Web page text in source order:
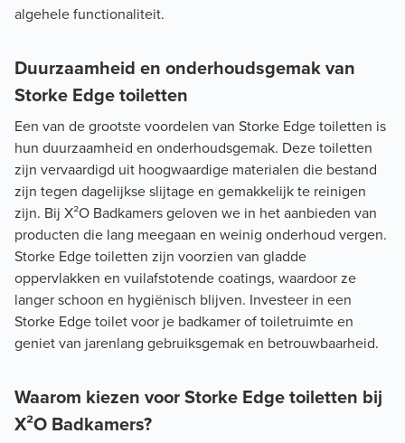
algehele functionaliteit.
Duurzaamheid en onderhoudsgemak van
Storke Edge toiletten
Een van de grootste voordelen van Storke Edge toiletten is
hun duurzaamheid en onderhoudsgemak. Deze toiletten
zijn vervaardigd uit hoogwaardige materialen die bestand
zijn tegen dagelijkse slijtage en gemakkelijk te reinigen
zijn. Bij X²O Badkamers geloven we in het aanbieden van
producten die lang meegaan en weinig onderhoud vergen.
Storke Edge toiletten zijn voorzien van gladde
oppervlakken en vuilafstotende coatings, waardoor ze
langer schoon en hygiënisch blijven. Investeer in een
Storke Edge toilet voor je badkamer of toiletruimte en
geniet van jarenlang gebruiksgemak en betrouwbaarheid.
Waarom kiezen voor Storke Edge toiletten bij
X²O Badkamers?